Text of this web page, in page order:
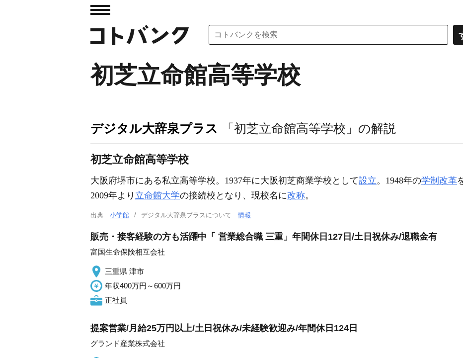
初芝立命館高等学校
デジタル大辞泉プラス 「初芝立命館高等学校」の解説
初芝立命館高等学校
大阪府堺市にある私立高等学校。1937年に大阪初芝商業学校として設立。1948年の学制改革
2009年より 立命館大学の接続校となり、現校名に改称。
出典 小学館 デジタル大辞泉プラスについて情報
販売・接客経験の方も活躍中「 営業総合職 三重」年間休日127日/土日祝休み/退職金有
富国生命保険相互会社
三重県 津市
年収400万円～600万円
正社員
提案営業/月給25万円以上/土日祝休み/未経験歓迎み/年間休日124日
グランド産業株式会社